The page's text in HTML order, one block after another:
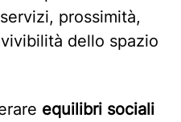
prossimità,
dello spazio
equilibri sociali